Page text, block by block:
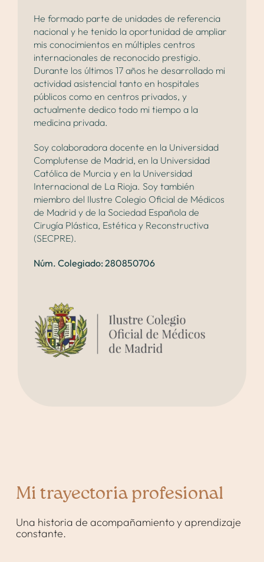
He formado parte de unidades de referencia
nacional y he tenido la oportunidad de ampliar
mis conocimientos en múltiples centros
internacionales de reconocido prestigio.
Durante los últimos 17 años he desarrollado mi
actividad asistencial tanto en hospitales
públicos como en centros privados, y
actualmente dedico todo mi tiempo a la
medicina privada.
Soy colaboradora docente en la Universidad
Complutense de Madrid, en la Universidad
Católica de Murcia y en la Universidad
Internacional de La Rioja. Soy también
miembro del Ilustre Colegio Oficial de Médicos
de Madrid y de la Sociedad Española de
Cirugía Plástica, Estética y Reconstructiva
(SECPRE).
Núm. Colegiado: 280850706
Mi trayectoria profesional
Una historia de acompañamiento y aprendizaje
constante.